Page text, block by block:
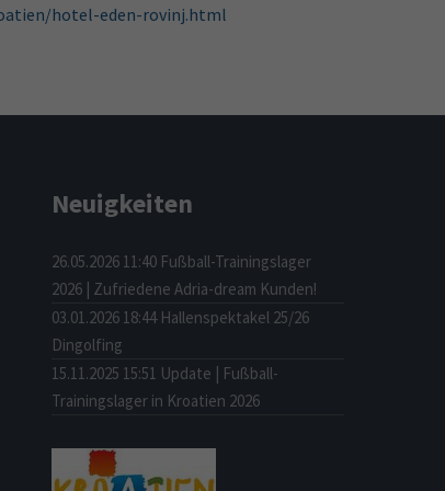
hotel-eden-rovinj.html
Neuigkeiten
26.05.2026 11:40 Fußball-Trainingslager
2026 | Zufriedene Adria-dream Kunden!
03.01.2026 18:44 Hallenspektakel 25/26
Dingolfing
15.11.2025 15:51 Update | Fußball-
Trainingslager in Kroatien 2026